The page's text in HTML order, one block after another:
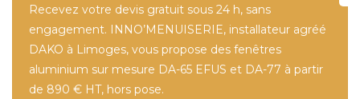
Recevez votre devis gratuit sous 24 h, sans
engagement. INNO’MENUISERIE, installateur agréé
DAKO à Limoges, vous propose des fenêtres
aluminium sur mesure DA-65 EFUS et DA-77 à partir
de 890 € HT, hors pose.